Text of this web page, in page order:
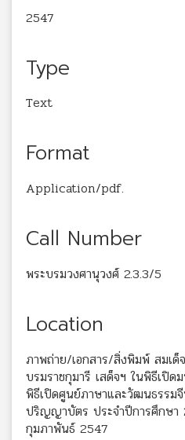
2547
Type
Text
Format
Application/pdf.
Call Number
พระบรมวงศานุวงศ์ 2.3.3/5
Location
ภาพถ่าย/เอกสาร/สิ่งพิมพ์ สมเด็
บรมราชกุมารี เสด็จฯ ในพิธีเปิด
พิธีเปิดศูนย์ภาษาและวัฒนธรรม
ปริญญาบัตร ประจำปีการศึกษา
กุมภาพันธ์ 2547